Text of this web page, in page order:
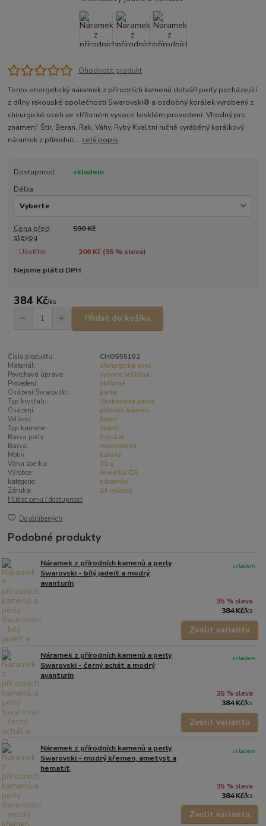
Ohodnotit produkt
Tento energetický náramek z přírodních kamenů dotváří perly pocházející
z dílny rakouské společnosti Swarovski® a ozdobný korálek vyrobený z
chirurgické oceli ve stříbrném vysoce lesklém provedení. Vhodný pro
znamení: Štír, Beran, Rak, Váhy, Ryby Kvalitní ručně vyráběný korálkový
náramek z přírodníc... celý popis
Dostupnost
skladem
Délka
Cena před
slevou
590 Kč
Ušetříte 206 Kč (35% sleva)
Nejsme plátci DPH
384 Kč/ks
Přidat do košíku
Číslo produktu:
CHO555102
Materiál:
chirurgická ocel
Povrchová úprava:
vysoce leštěná
Provedení:
stříbrné
Osázení Swarovski:
perla
Typ krystalu:
Voskovaná perla
Osázení:
přírodní kámen
Velikost:
8mm
Typ kamene:
Jadeit
Barva perly:
Crystal
Barva:
mentolová
Motiv:
kulatý
Váha šperku:
20 g
Výrobce:
Jewellis ČR
kategorie:
náramky
Záruka:
24 měsíců
Hlídat cenu / dostupnost
Do oblíbených
Podobné produkty
Náramek z přírodních kamenů a perly
Swarovski - bílý jadeit a modrý
avanturín
35 % sleva
384 Kč/ks
skladem
Zvolit variantu
Náramek z přírodních kamenů a perly
Swarovski - černý achát a modrý
avanturín
35 % sleva
384 Kč/ks
skladem
Zvolit variantu
Náramek z přírodních kamenů a perly
Swarovski - modrý křemen, ametyst a
hematit
35 % sleva
384 Kč/ks
skladem
Zvolit variantu